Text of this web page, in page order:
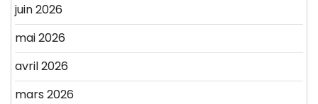
juin 2026
mai 2026
avril 2026
mars 2026